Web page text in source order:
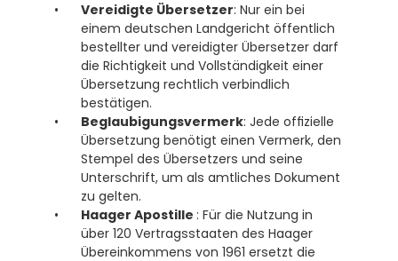
Vereidigte Übersetzer: Nur ein bei
einem deutschen Landgericht öffentlich
bestellter und vereidigter Übersetzer darf
die Richtigkeit und Vollständigkeit einer
Übersetzung rechtlich verbindlich
bestätigen.
Beglaubigungsvermerk: Jede offizielle
Übersetzung benötigt einen Vermerk, den
Stempel des Übersetzers und seine
Unterschrift, um als amtliches Dokument
zu gelten.
Haager Apostille : Für die Nutzung in
über 120 Vertragsstaaten des Haager
Übereinkommens von 1961 ersetzt die